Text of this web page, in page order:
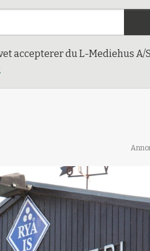
accepterer du L-Mediehus A/S